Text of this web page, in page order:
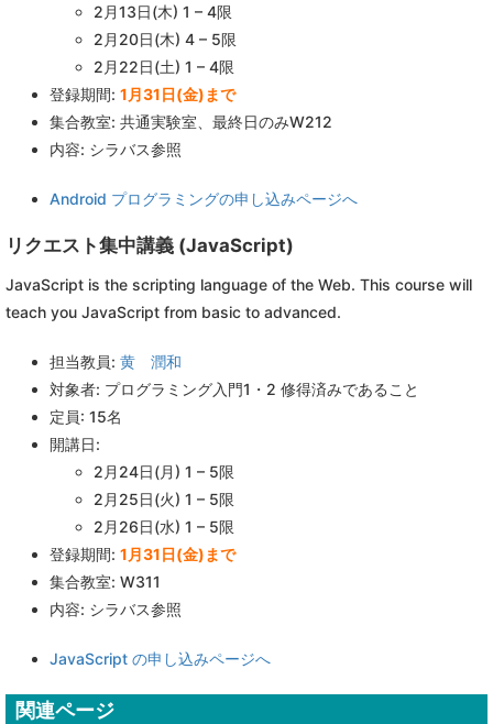
2月13日(木) 1 – 4限
2月20日(木) 4 – 5限
2月22日(土) 1 – 4限
登録期間: 1月31日(金)まで
集合教室: 共通実験室、最終日のみW212
内容: シラバス参照
Android プログラミングの申し込みページへ
リクエスト集中講義 (JavaScript)
JavaScript is the scripting language of the Web. This course will
teach you JavaScript from basic to advanced.
担当教員: 黄 潤和
対象者: プログラミング入門1・2 修得済みであること
定員: 15名
開講日:
2月24日(月) 1 – 5限
2月25日(火) 1 – 5限
2月26日(水) 1 – 5限
登録期間: 1月31日(金)まで
集合教室: W311
内容: シラバス参照
JavaScript の申し込みページへ
関連ページ